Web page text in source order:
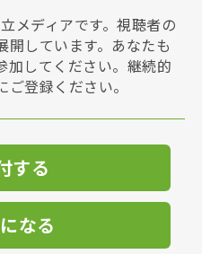
メディアです。視聴者の
開しています。あなたも
加してください。継続的
登録ください。
する
なる